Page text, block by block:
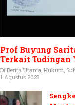
Prof Buyung
Terkait Tudingan
Ditagih Utang
Di Berita Utama, Hukum,
1 Agustus 2026